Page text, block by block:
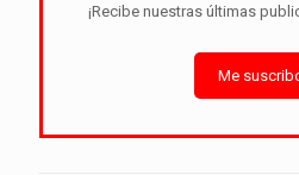
¡Recibe nuestras últimas
Me